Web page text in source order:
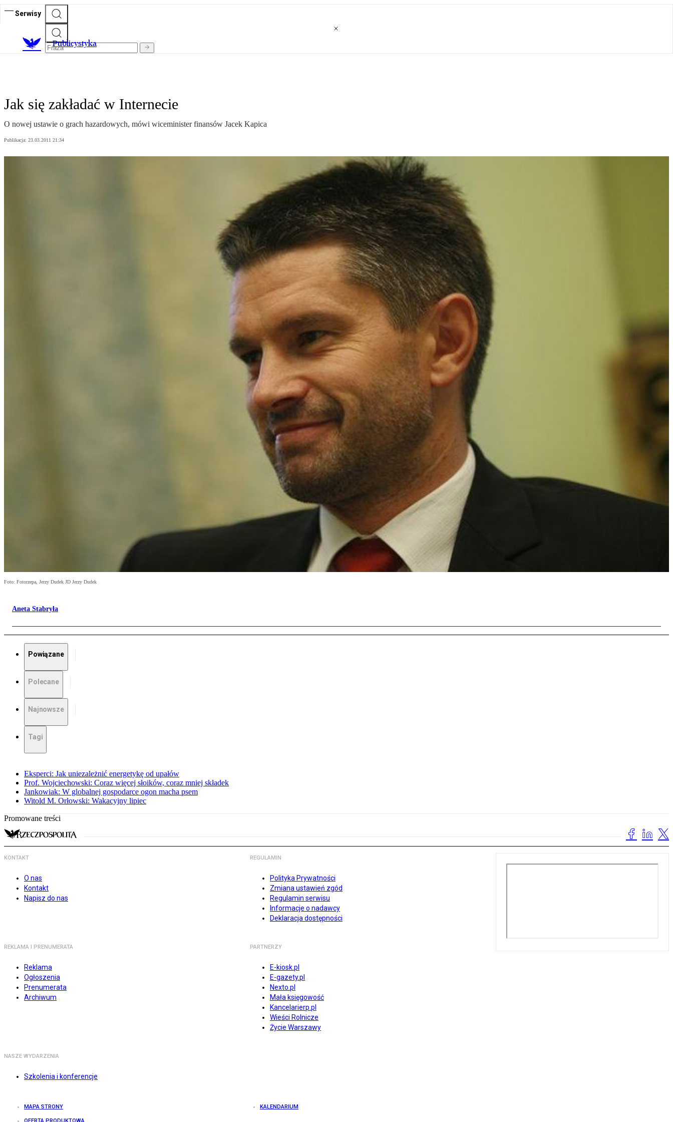
Serwisy
Publicystyka
Jak się zakładać w Internecie
O nowej ustawie o grach hazardowych, mówi wiceminister finansów Jacek Kapica
Publikacja: 23.03.2011 21:34
Foto: Fotorzepa, Jerzy Dudek JD Jerzy Dudek
Aneta Stabryła
Powiązane
Polecane
Najnowsze
Tagi
Eksperci: Jak uniezależnić energetykę od upałów
Prof. Wojciechowski: Coraz więcej słoików, coraz mniej składek
Jankowiak: W globalnej gospodarce ogon macha psem
Witold M. Orłowski: Wakacyjny lipiec
Promowane treści
KONTAKT
O nas
Kontakt
Napisz do nas
REGULAMIN
Polityka Prywatności
Zmiana ustawień zgód
Regulamin serwisu
Informacje o nadawcy
Deklaracja dostępności
REKLAMA I PRENUMERATA
Reklama
Ogłoszenia
Prenumerata
Archiwum
PARTNERZY
E-kiosk.pl
E-gazety.pl
Nexto.pl
Mała księgowość
Kancelarierp.pl
Wieści Rolnicze
Życie Warszawy
NASZE WYDARZENIA
Szkolenia i konferencje
MAPA STRONY KALENDARIUM